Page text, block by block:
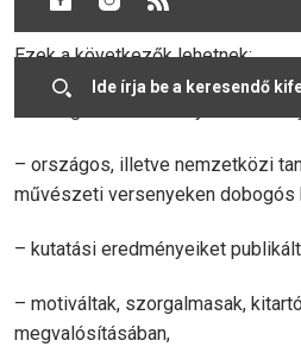
Ezek a következők lehetnek:
– országos, illetve nemzetközi
művészeti versenyeken
– kutatási eredményeiket
– motiváltak, szorgalmasak,
megvalósításában,